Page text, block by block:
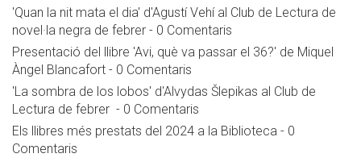
'Quan la nit mata el dia' d'Agustí Vehí al Club de Lectura de
novel·la negra de febrer - 0 Comentaris
Presentació del llibre 'Avi, què va passar el 36?' de Miquel
Àngel Blancafort - 0 Comentaris
'La sombra de los lobos' d'Alvydas Šlepikas al Club de
Lectura de febrer - 0 Comentaris
Els llibres més prestats del 2024 a la Biblioteca - 0
Comentaris